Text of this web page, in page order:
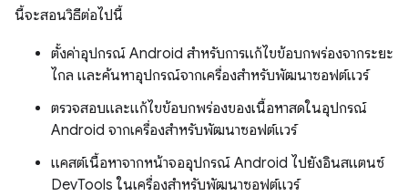
นี้จะสอนวิธีต่อไปนี้
ตั้งค่าอุปกรณ์ Android สำหรับการแก้ไขข้อบกพร่องจากระยะ
ไกล และค้นหาอุปกรณ์จากเครื่องสำหรับพัฒนาซอฟต์แวร์
ตรวจสอบและแก้ไขข้อบกพร่องของเนื้อหาสดในอุปกรณ์
Android จากเครื่องสำหรับพัฒนาซอฟต์แวร์
แคสต์เนื้อหาจากหน้าจออุปกรณ์ Android ไปยังอินสแตนซ์
DevTools ในเครื่องสำหรับพัฒนาซอฟต์แวร์